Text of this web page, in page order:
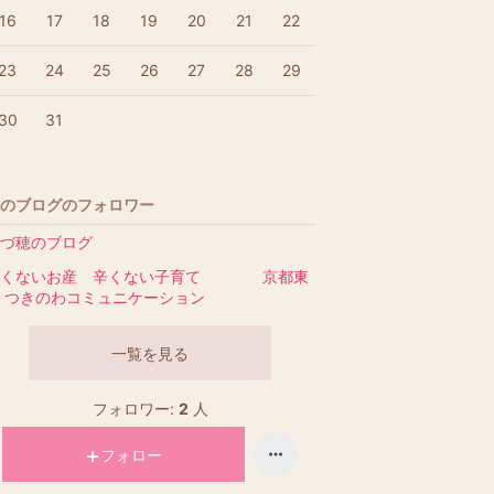
16 17 18 19 20 21 22
23 24 25 26 27 28 29
30 31
ブログのフォロワー
穂のブログ
くないお産 辛くない子育て 京都東
つきのわコミュニケーション
一覧を見る
フォロワー: 2 人
フォロー